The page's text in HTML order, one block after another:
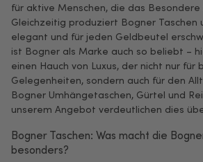
für aktive Menschen, die das Besondere
Gleichzeitig produziert Bogner Taschen
elegant und für jeden Geldbeutel
ist Bogner als Marke auch so beliebt –
einen Hauch von Luxus, der nicht nur für
Gelegenheiten, sondern auch für den
Bogner Umhängetaschen, Gürtel und
unserem Angebot verdeutlichen dies
Bogner Taschen: Was macht die
besonders?